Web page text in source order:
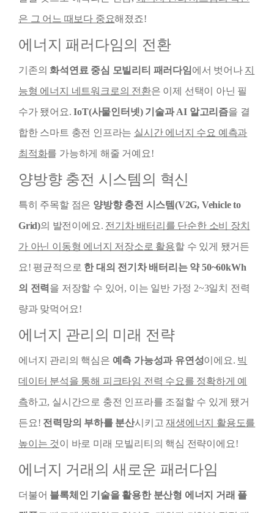
은 그 어느 때보다 중요해졌죠!
에너지 패러다임의 전환
기존의화석연료 중심 모빌리티 패러다임 에서 벗어나 지
능형 에너지 네트워크로의 전환은 이제 선택이 아닌 필
수가 됐어요.IoT(사물인터넷) 기술과 AI 알고리즘을 결
합한 스마트 충전 인프라는 실시간 에너지 수요 예측과
최적화를 가능하게 해줄 거예요!
양방향 충전 시스템의 혁신
특히 주목할 점은 양방향 충전 시스템(V2G, Vehicle to
Grid)의 발전이에요. 전기차 배터리를 단순한 소비 장치
가 아닌 이동형 에너지 저장소로 활용할 수 있게 됐거든
요! 평균적으로 한 대의 전기차 배터리는 약 50~60kWh
의 전력 을 저장할 수 있어, 이는 일반 가정 2~3일치 전력
량과 맞먹어요!
에너지 관리의 미래 전략
에너지 관리의 핵심은 예측 가능성과 유연성이에요. 빅
데이터 분석을 통해 피크타임 전력 수요를 정확하게 예
측하고, 실시간으로 충전 인프라를 조절할 수 있게 됐거
든요! 전력망의 부하를 분산시키고재생에너지 활용도를
높이는 것이 바로 미래 모빌리티의 핵심 전략이에요!
에너지 거래의 새로운 패러다임
더불어 블록체인 기술을 활용한 분산형 에너지 거래 플